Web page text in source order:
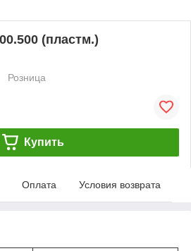
(пластм.)
Розница
Купить
Оплата Условия возврата